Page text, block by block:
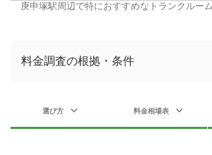
庚申塚駅周辺で特におすすめなトランクルー
料金調査の根拠・条件
選び方 料金相場表